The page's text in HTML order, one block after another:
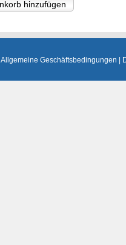
Allgemeine Geschäftsbedingungen